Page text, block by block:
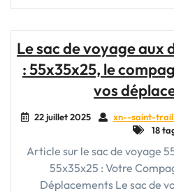
Le sac de voyage aux
: 55x35x25, le
vos
22 juillet 2025 xn--saint-
18
Article sur le sac de voyage
55x35x25 : Votre
Déplacements Le sac de